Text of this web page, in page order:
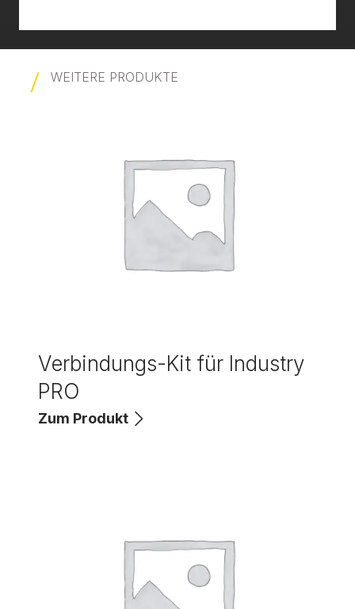
WEITERE PRODUKTE
Verbindungs-Kit für Industry
PRO
Zum Produkt